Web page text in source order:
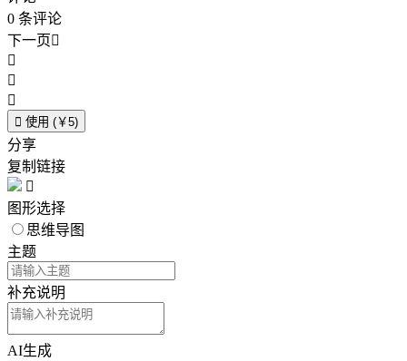
0 条评论
下一页



 使用 (￥5)
分享
复制链接

图形选择
思维导图
主题
补充说明
AI生成